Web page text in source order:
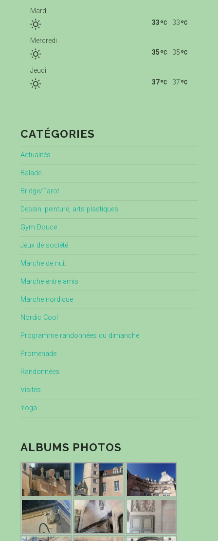
Mardi
33
33
Mercredi
35
35
Jeudi
37
37
CATÉGORIES
Actualités
Balade
Bridge/Tarot
Dessin, peinture, arts plastiques
Gym Douce
Jeux de société
Marche de nuit
Marche entre amis
Marche nordique
Nordic Cool
Programme randonnées du dimanche
Promenade
Randonnées
Visites
Yoga
ALBUMS PHOTOS